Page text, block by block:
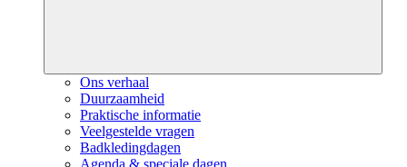
Ons verhaal
Duurzaamheid
Praktische informatie
Veelgestelde vragen
Badkledingdagen
Agenda & speciale dagen